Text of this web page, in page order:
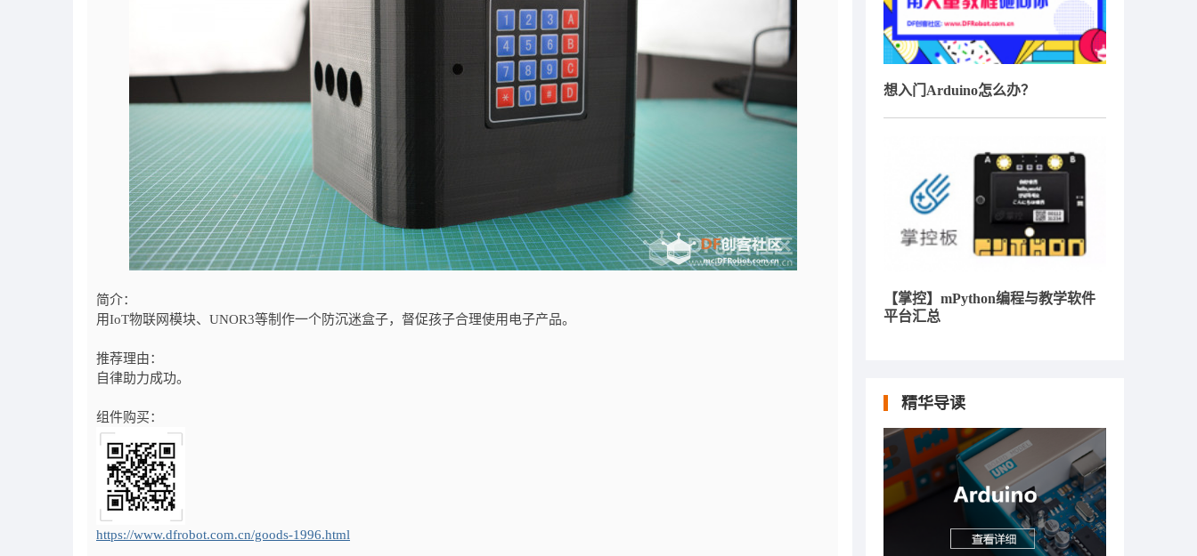
简介：
用IoT物联网模块、UNOR3等制作一个防沉迷盒子，督促孩子合理使用电子产品。
推荐理由：
自律助力成功。
组件购买：
https://www.dfrobot.com.cn/goods-1996.html
想入门Arduino怎么办？
【掌控】mPython编程与教学软件
平台汇总
精华导读